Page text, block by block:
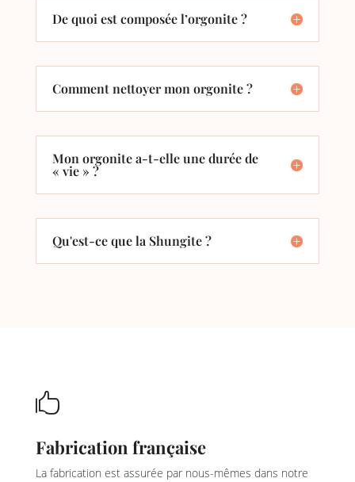
De quoi est composée l’orgonite ?
Comment nettoyer mon orgonite ?
Mon orgonite a-t-elle une durée de
« vie » ?
Qu'est-ce que la Shungite ?

Fabrication française
La fabrication est assurée par nous-mêmes dans notre